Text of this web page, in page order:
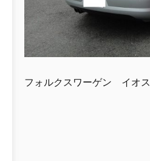
フォルクスワーゲン イオス